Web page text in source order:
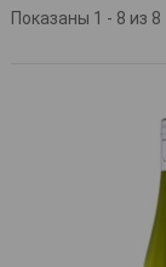
старинных
виноделии.
разнообразия
Производство
семьи, а
Классические
преобладают в
Показаны 1 - 8 из 8